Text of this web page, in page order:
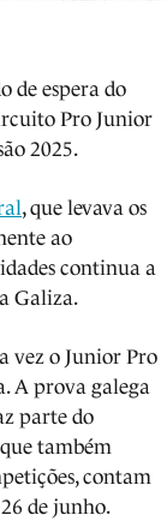
de espera do
Pro Junior
2025.
, que levava os
ao
continua a
Galiza.
vez o Junior Pro
A prova galega
parte do
também
contam
de junho.